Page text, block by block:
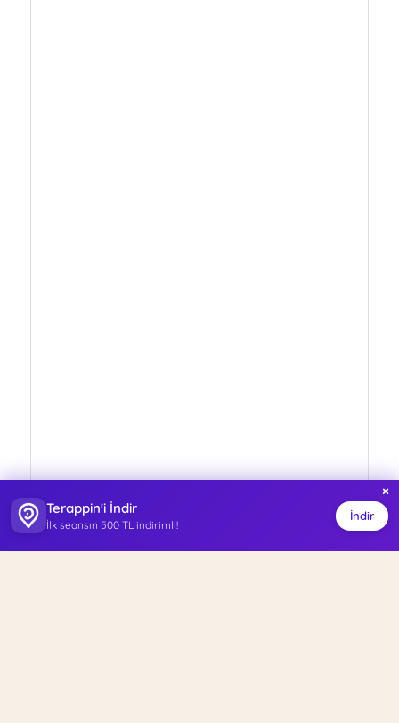
×
Terappin'i İndir
İlk seansın 500 TL indirimli!
İndir